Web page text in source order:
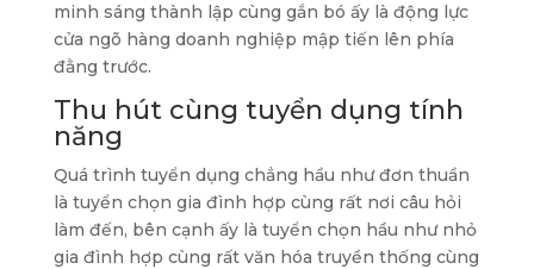
minh sáng thành lập cùng gắn bó ấy là động lực
cửa ngõ hàng doanh nghiệp mập tiến lên phía
đằng trước.
Thu hút cùng tuyển dụng tính
năng
Quá trình tuyển dụng chẳng hầu như đơn thuần
là tuyển chọn gia đình hợp cùng rất nơi câu hỏi
làm đến, bên cạnh ấy là tuyển chọn hầu như nhỏ
gia đình hợp cùng rất văn hóa truyền thống cùng